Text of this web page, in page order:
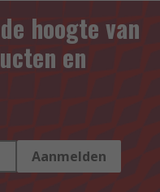
hoogte van
en
Aanmelden